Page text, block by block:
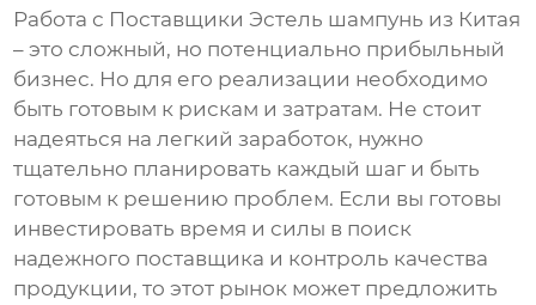
Работа с Поставщики Эстель шампунь из Китая
– это сложный, но потенциально прибыльный
бизнес. Но для его реализации необходимо
быть готовым к рискам и затратам. Не стоит
надеяться на легкий заработок, нужно
тщательно планировать каждый шаг и быть
готовым к решению проблем. Если вы готовы
инвестировать время и силы в поиск
надежного поставщика и контроль качества
продукции, то этот рынок может предложить